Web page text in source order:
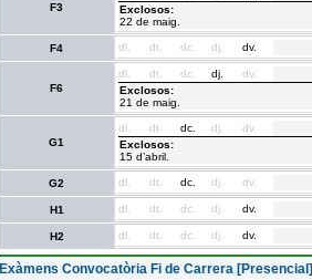
F3
Exclosos:
22 de maig.
F4 dl. dt. dc. dj. dv.
F6
dl. dt. dc. dj. dv.
Exclosos:
21 de maig.
G1
dl. dt. dc. dj. dv.
Exclosos:
15 d’abril.
G2 dl. dt. dc. dj. dv.
H1 dl. dt. dc. dj. dv.
H2 dl. dt. dc. dj. dv.
Exàmens Convocatòria Fi de Carrera [Presencial]